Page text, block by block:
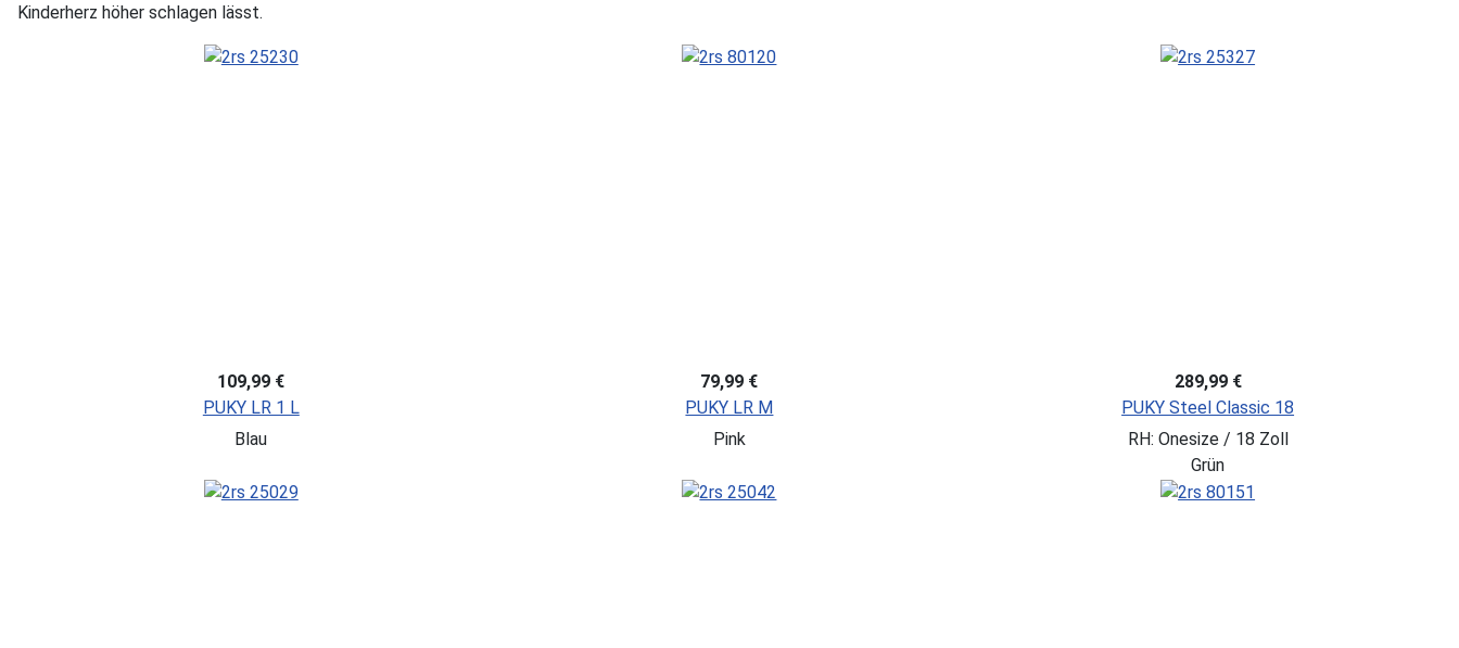
Kinderherz höher schlagen lässt.
109,99 €
PUKY LR 1 L
Blau
79,99 €
PUKY LR M
Pink
289,99 €
PUKY Steel Classic 18
RH: Onesize / 18 Zoll
Grün